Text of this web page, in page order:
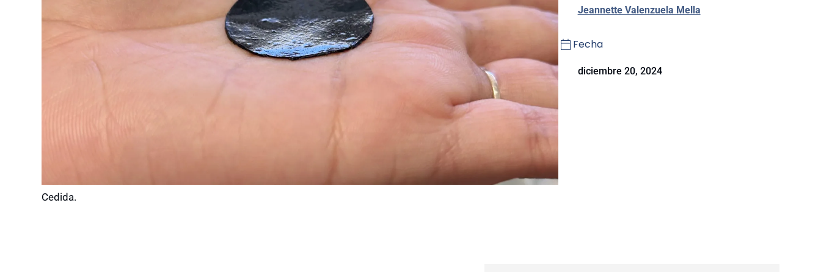
Cedida.
Jeannette Valenzuela Mella
Fecha
diciembre 20, 2024